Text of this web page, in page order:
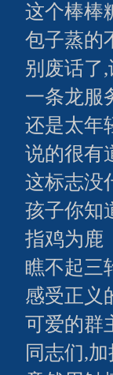
这个棒棒
包子蒸的
别废话了
一条龙服
还是太年
说的很有
这标志没
孩子你知
指鸡为鹿
瞧不起三
感受正义
可爱的群
同志们,